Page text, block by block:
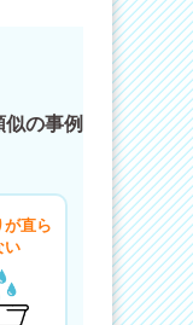
の事例
が直ら
い